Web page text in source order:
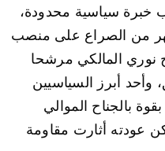
سياسية محدودة،
من الصراع على منصب
نوري المالكي مرشحا
وأحد أبرز السياسيين
بالجناح الموالي
عودته أثارت مقاومة